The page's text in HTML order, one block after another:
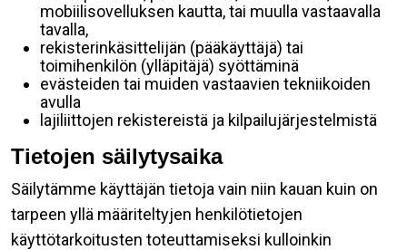
mobiilisovelluksen kautta, tai muulla vastaavalla
tavalla,
rekisterinkäsittelijän (pääkäyttäjä) tai
toimihenkilön (ylläpitäjä) syöttäminä
evästeiden tai muiden vastaavien tekniikoiden
avulla
lajiliittojen rekistereistä ja kilpailujärjestelmistä
Tietojen säilytysaika
Säilytämme käyttäjän tietoja vain niin kauan kuin on
tarpeen yllä määriteltyjen henkilötietojen
käyttötarkoitusten toteuttamiseksi kulloinkin